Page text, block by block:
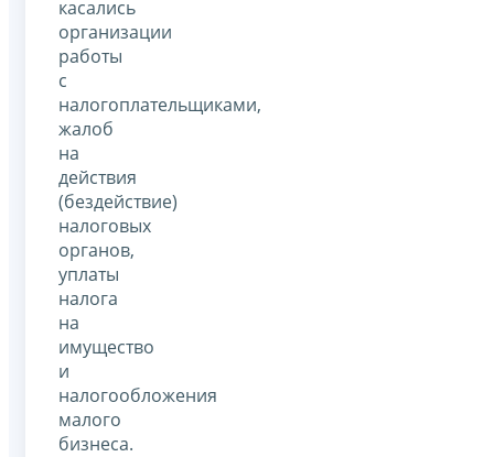
касались
организации
работы
с
налогоплательщиками,
жалоб
на
действия
(бездействие)
налоговых
органов,
уплаты
налога
на
имущество
и
налогообложения
малого
бизнеса.